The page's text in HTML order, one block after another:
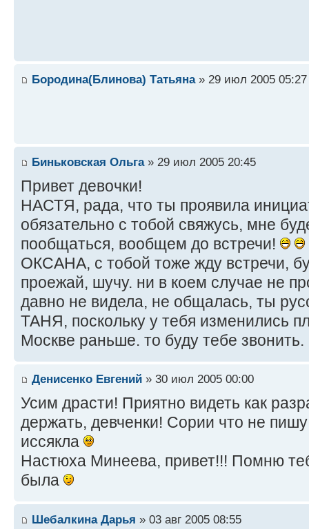
Бородина(Блинова) Татьяна» 29 июл 2005 05:27
Биньковская Ольга» 29 июл 2005 20:45
Привет девочки!
НАСТЯ, рада, что ты проявила
обязательно с тобой свяжусь, мне
пообщаться, вообщем до встречи!
ОКСАНА, с тобой тоже жду встречи,
проежай, шучу. ни в коем случае не
давно не видела, не общалась, ты
ТАНЯ, поскольку у тебя изменились
Москве раньше. то буду тебе звонить.
Денисенко Евгений » 30 июл 2005 00:00
Усим драсти! Приятно видеть как
держать, девченки! Сории что не
иссякла
Настюха Минеева, привет!!! Помню
была
Шебалкина Дарья » 03 авг 2005 08:55